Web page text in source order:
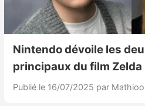
Nintendo dévoile les
principaux du film Zelda
Publié le 16/07/2025 par